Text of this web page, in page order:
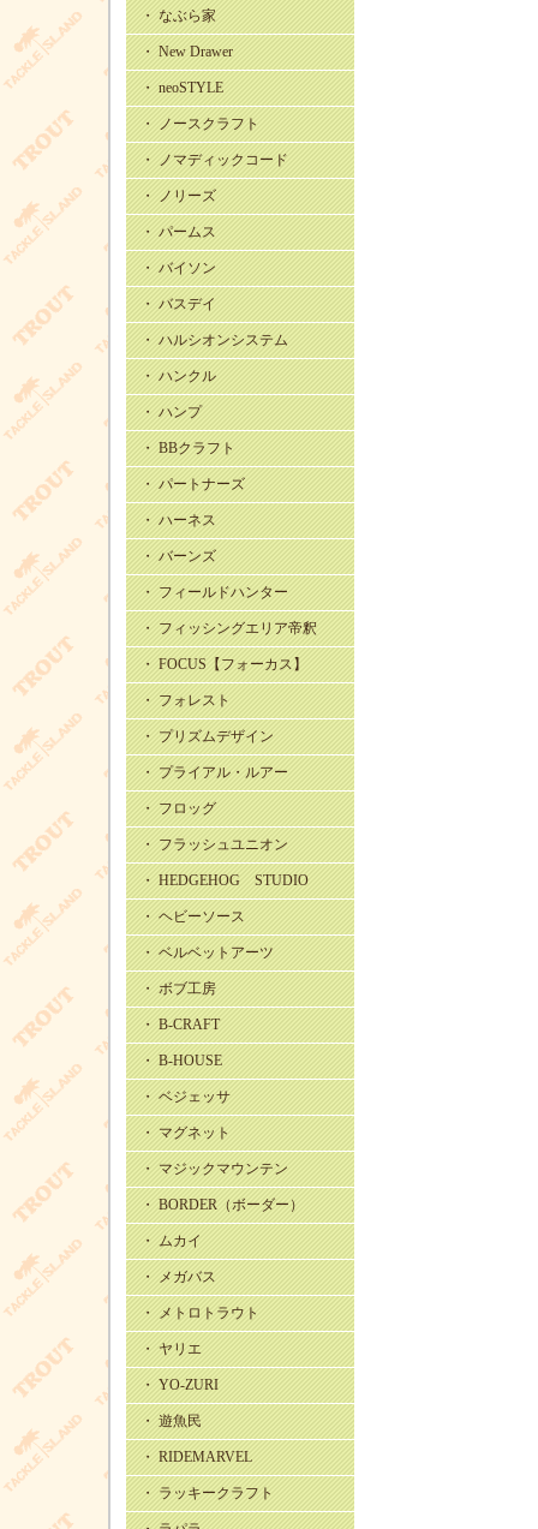
・ なぶら家
・ New Drawer
・ neoSTYLE
・ ノースクラフト
・ ノマディックコード
・ ノリーズ
・ パームス
・ バイソン
・ バスデイ
・ ハルシオンシステム
・ ハンクル
・ ハンプ
・ BBクラフト
・ パートナーズ
・ ハーネス
・ バーンズ
・ フィールドハンター
・ フィッシングエリア帝釈
・ FOCUS【フォーカス】
・ フォレスト
・ プリズムデザイン
・ プライアル・ルアー
・ フロッグ
・ フラッシュユニオン
・ HEDGEHOG STUDIO
・ ヘビーソース
・ ベルベットアーツ
・ ボブ工房
・ B-CRAFT
・ B-HOUSE
・ ベジェッサ
・ マグネット
・ マジックマウンテン
・ BORDER（ボーダー）
・ ムカイ
・ メガバス
・ メトロトラウト
・ ヤリエ
・ YO-ZURI
・ 遊魚民
・ RIDEMARVEL
・ ラッキークラフト